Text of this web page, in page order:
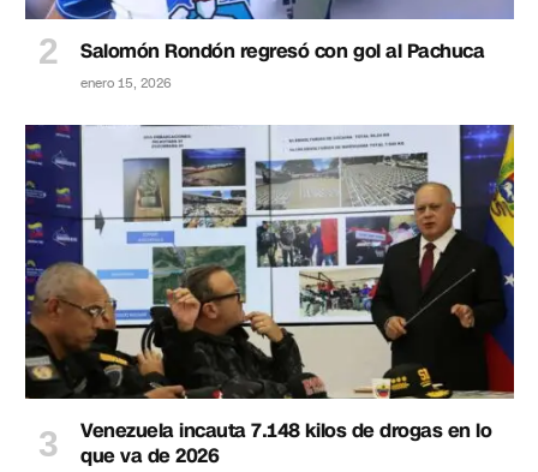
Salomón Rondón regresó con gol al Pachuca
enero 15, 2026
Venezuela incauta 7.148 kilos de drogas en lo
que va de 2026